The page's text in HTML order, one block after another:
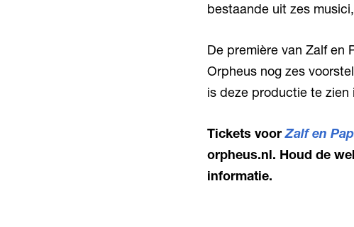
bestaande uit zes
De première van Zalf en
Orpheus nog zes
is deze productie te zien
Tickets voorZalf en
orpheus.nl. Houd de
informatie.